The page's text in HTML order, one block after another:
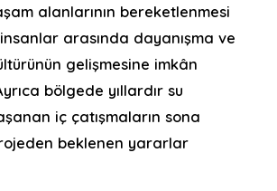
alanlarının bereketlenmesi
arasında dayanışma ve
gelişmesine imkân
bölgede yıllardır su
iç çatışmaların sona
beklenen yararlar